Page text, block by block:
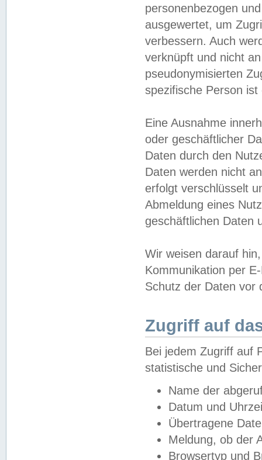
personenbezogen
ausgewertet, um
verbessern. Auch
verknüpft und nicht
pseudonymisierten
spezifische Person
Eine Ausnahme
oder geschäftlicher
Daten durch den
Daten werden nicht
erfolgt verschlüsselt
Abmeldung eines
geschäftlichen Daten
Wir weisen darauf
Kommunikation per
Schutz der Daten vor
Zugriff auf
Bei jedem Zugriff auf
statistische und
Name der
Datum und
Übertragene
Meldung, ob der
Browsertyp und